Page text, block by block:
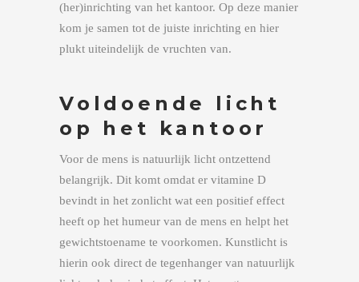
(her)inrichting van het kantoor. Op deze manier
kom je samen tot de juiste inrichting en hier
plukt uiteindelijk de vruchten van.
Voldoende licht
op het kantoor
Voor de mens is natuurlijk licht ontzettend
belangrijk. Dit komt omdat er vitamine D
bevindt in het zonlicht wat een positief effect
heeft op het humeur van de mens en helpt het
gewichtstoename te voorkomen. Kunstlicht is
hierin ook direct de tegenhanger van natuurlijk